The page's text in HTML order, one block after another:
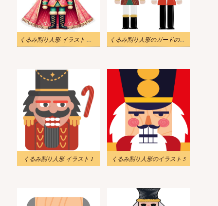
くるみ割り人形 イラスト 面白い くるみ割り人形のガードのイラスト画像
くるみ割り人形 イラスト 1 くるみ割り人形のイラスト 5